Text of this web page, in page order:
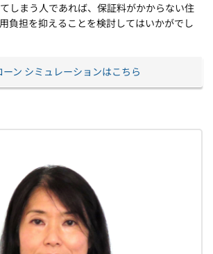
しまう人であれば、保証料がかからない住
負担を抑えることを検討してはいかがでし
ーン シミュレーションはこちら